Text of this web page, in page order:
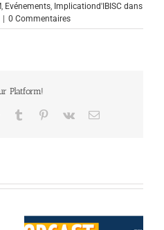
, Evénements, Implicationd'IBISC dans
0 Commentaires
Platform!
Tumblr Pinterest
Vk Email